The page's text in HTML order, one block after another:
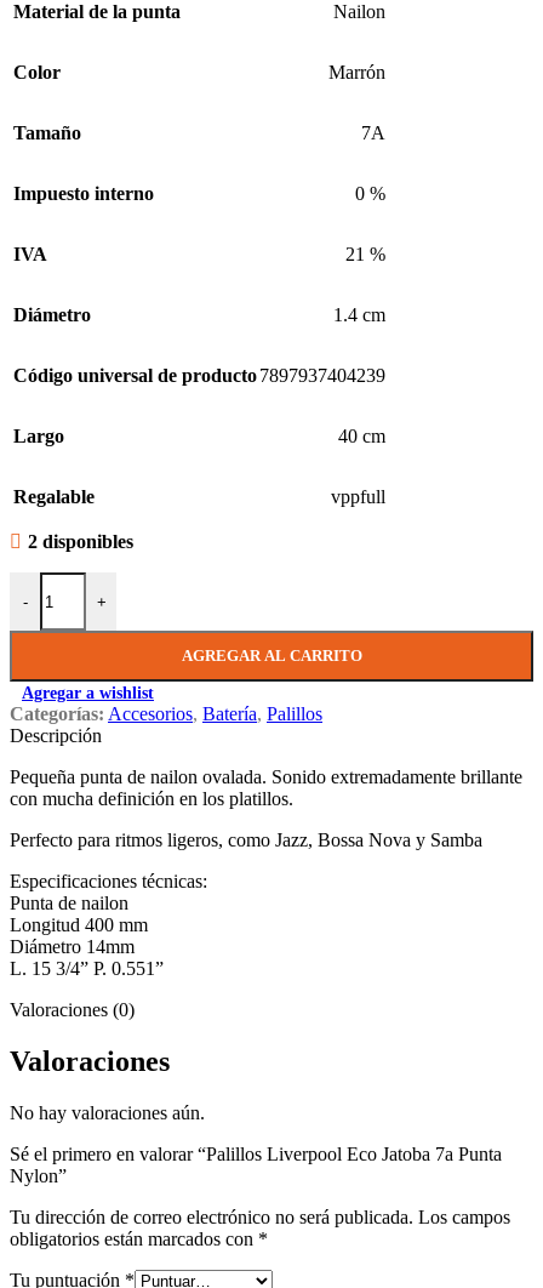
Material de la punta Nailon
Color Marrón
Tamaño 7A
Impuesto interno 0 %
IVA 21 %
Diámetro 1.4 cm
Código universal de producto7897937404239
Largo 40 cm
Regalable vppfull
2 disponibles
-
Palillos Liverpool Eco Jatoba 7a Punta Nylon cantidad
+
AGREGAR AL CARRITO
Agregar a wishlist
Categorías: Accesorios, Batería, Palillos
Descripción
Pequeña punta de nailon ovalada. Sonido extremadamente brillante
con mucha definición en los platillos.
Perfecto para ritmos ligeros, como Jazz, Bossa Nova y Samba
Especificaciones técnicas:
Punta de nailon
Longitud 400 mm
Diámetro 14mm
L. 15 3/4” P. 0.551”
Valoraciones (0)
Valoraciones
No hay valoraciones aún.
Sé el primero en valorar “Palillos Liverpool Eco Jatoba 7a Punta
Nylon”
Tu dirección de correo electrónico no será publicada. Los campos
obligatorios están marcados con *
Tu puntuación *